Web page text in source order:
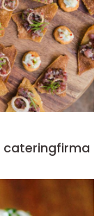
cateringfirma